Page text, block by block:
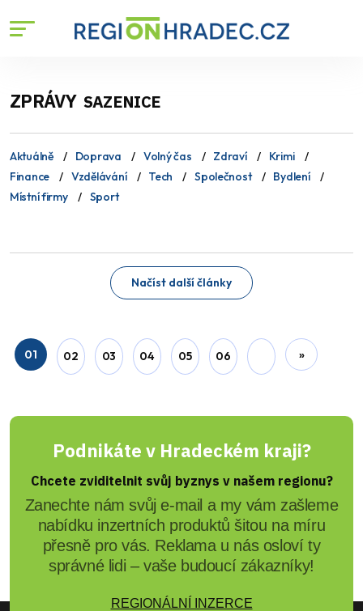
ZPRÁVY SAZENICE
Aktuálně Doprava Volný čas Zdraví
Krimi
Finance
Vzdělávání Tech Společnost
Bydlení
Místní firmy
Sport
Načíst další články
01 02 03 04 05 06 »
Podnikáte v Hradeckém kraji?
Chcete zviditelnit svůj byznys v našem regionu?
Zanechte nám svůj e-mail a my vám zašleme
nabídku inzertních produktů šitou na míru
přesně pro vás. Reklama u nás osloví ty
správné lidi – vaše budoucí zákazníky!
REGIONÁLNÍ INZERCE